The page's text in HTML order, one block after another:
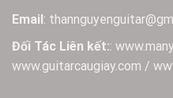
Email:
Đối Tác Liên kết::
www.guitarcaugiay.com /